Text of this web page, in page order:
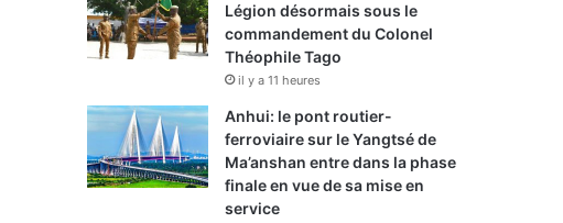
Légion désormais sous le
commandement du Colonel
Théophile Tago
il y a 11 heures
Anhui: le pont routier-
ferroviaire sur le Yangtsé de
Ma’anshan entre dans la phase
finale en vue de sa mise en
service